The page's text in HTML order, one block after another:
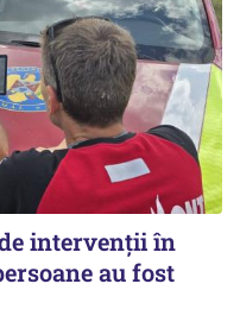
intervenții în
au fost